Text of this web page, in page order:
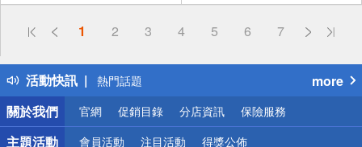
1 2 3 4 5 6 7
活動快訊
偏遠地區配送
得獎公告
熱門話題
銀行優惠
偏遠地區配送
詐騙網頁！請小心！
more
關於我們
官網 促銷目錄 分店資訊 保險服務
主題活動 會員活動 注目活動 得獎公佈